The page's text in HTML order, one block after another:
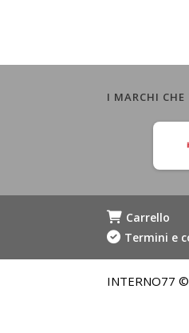
I MARCHI
Carrello
Termini e
INTERNO77